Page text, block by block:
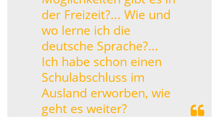
der Freizeit?... Wie und
wo lerne ich die
deutsche Sprache?...
Ich habe schon einen
Schulabschluss im
Ausland erworben, wie
geht es weiter?